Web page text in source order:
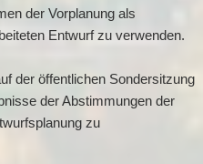
der Vorplanung als
Entwurf zu verwenden.
der öffentlichen Sondersitzung
der Abstimmungen der
zu